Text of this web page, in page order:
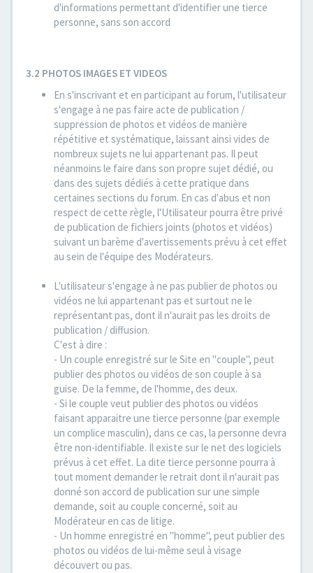
d'informations permettant d'identifier une tierce
personne, sans son accord
3.2 PHOTOS IMAGES ET VIDEOS
En s'inscrivant et en participant au forum, l'utilisateur
s'engage à ne pas faire acte de publication /
suppression de photos et vidéos de manière
répétitive et systématique, laissant ainsi vides de
nombreux sujets ne lui appartenant pas. Il peut
néanmoins le faire dans son propre sujet dédié, ou
dans des sujets dédiés à cette pratique dans
certaines sections du forum. En cas d'abus et non
respect de cette règle, l'Utilisateur pourra être privé
de publication de fichiers joints (photos et vidéos)
suivant un barème d'avertissements prévu à cet effet
au sein de l'équipe des Modérateurs.
L'utilisateur s'engage à ne pas publier de photos ou
vidéos ne lui appartenant pas et surtout ne le
représentant pas, dont il n'aurait pas les droits de
publication / diffusion.
C'est à dire :
- Un couple enregistré sur le Site en "couple", peut
publier des photos ou vidéos de son couple à sa
guise. De la femme, de l'homme, des deux.
- Si le couple veut publier des photos ou vidéos
faisant apparaitre une tierce personne (par exemple
un complice masculin), dans ce cas, la personne devra
être non-identifiable. Il existe sur le net des logiciels
prévus à cet effet. La dite tierce personne pourra à
tout moment demander le retrait dont il n'aurait pas
donné son accord de publication sur une simple
demande, soit au couple concerné, soit au
Modérateur en cas de litige.
- Un homme enregistré en "homme", peut publier des
photos ou vidéos de lui-même seul à visage
découvert ou pas.